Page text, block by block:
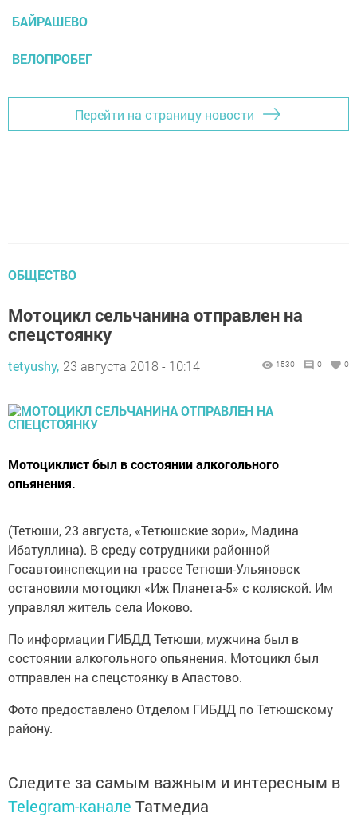
БАЙРАШЕВО
ВЕЛОПРОБЕГ
Перейти на страницу новости
ОБЩЕСТВО
Мотоцикл сельчанина отправлен на
спецстоянку
tetyushy, 23 августа 2018 - 10:14 1530 0 0
Мотоциклист был в состоянии алкогольного
опьянения.
(Тетюши, 23 августа, «Тетюшские зори», Мадина
Ибатуллина). В среду сотрудники районной
Госавтоинспекции на трассе Тетюши-Ульяновск
остановили мотоцикл «Иж Планета-5» с коляской. Им
управлял житель села Иоково.
По информации ГИБДД Тетюши, мужчина был в
состоянии алкогольного опьянения. Мотоцикл был
отправлен на спецстоянку в Апастово.
Фото предоставлено Отделом ГИБДД по Тетюшскому
району.
Следите за самым важным и интересным в
Telegram-канале Татмедиа